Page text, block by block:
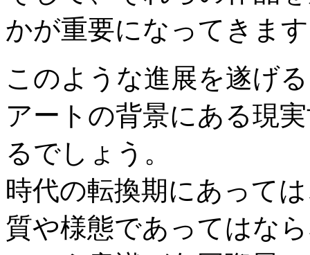
かが重要になってきま
このような進展を遂げ
アートの背景にある現
るでしょう。
時代の転換期にあって
質や様態であってはな